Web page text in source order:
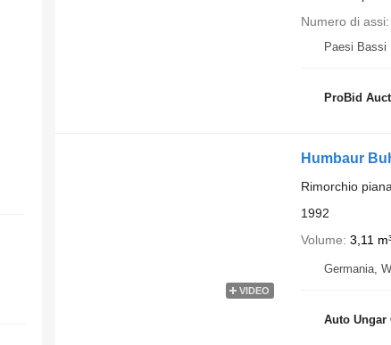
Numero di assi
Paesi Bassi
ProBid
VIDEO
Humbaur
Rimorchio
1992
Volume 3,11
Germania,
Auto Ungar